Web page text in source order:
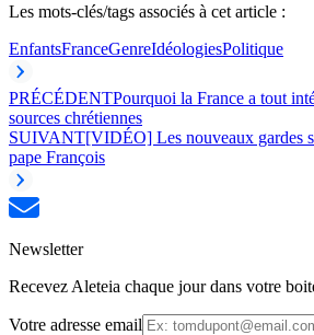
Les mots-clés/tags associés à cet article :
EnfantsFranceGenreIdéologiesPolitique
PRÉCÉDENTPourquoi la France a tout
sources chrétiennes
SUIVANT[VIDÉO] Les nouveaux gardes
pape François
Newsletter
Recevez Aleteia chaque jour dans votre
Votre adresse email